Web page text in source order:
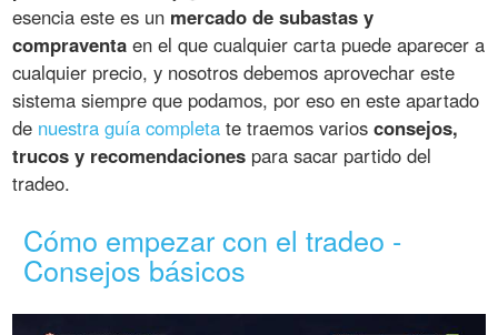
esencia este es un mercado de subastas y
compraventa en el que cualquier carta puede aparecer a
cualquier precio, y nosotros debemos aprovechar este
sistema siempre que podamos, por eso en este apartado
de nuestra guía completa te traemos variosconsejos,
trucos y recomendaciones para sacar partido del
tradeo.
Cómo empezar con el tradeo -
Consejos básicos